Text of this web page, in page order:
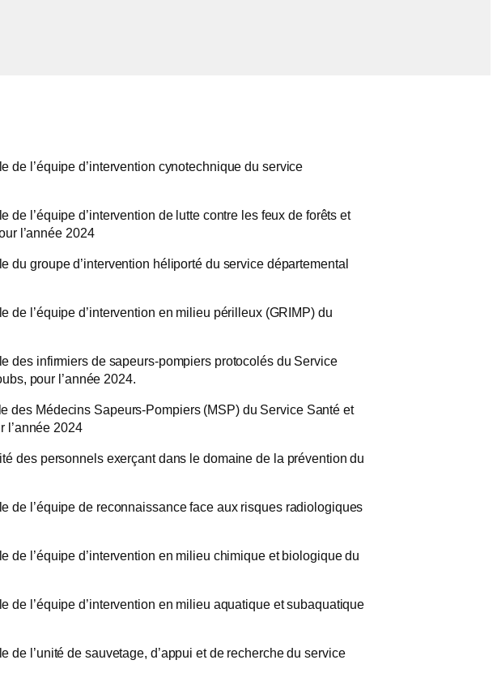
de l’équipe d’intervention cynotechnique du service
l’équipe d’intervention de lutte contre les feux de forêts et
l’année 2024
du groupe d’intervention héliporté du service départemental
de l’équipe d’intervention en milieu périlleux (GRIMP) du
des infirmiers de sapeurs-pompiers protocolés du Service
pour l’année 2024.
des Médecins Sapeurs-Pompiers (MSP) du Service Santé et
l’année 2024
des personnels exerçant dans le domaine de la prévention du
de l’équipe de reconnaissance face aux risques radiologiques
de l’équipe d’intervention en milieu chimique et biologique du
de l’équipe d’intervention en milieu aquatique et subaquatique
l’unité de sauvetage, d’appui et de recherche du service